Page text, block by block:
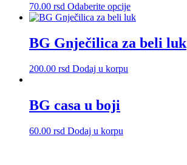
biti
na
stranici
70.00 rsd Odaberite opcijeOvaj
proizvod
više
varijanti.
BG Gnječilica za beli luk
200.00 rsd Dodaj u korpu
BG casa u boji
60.00 rsd Dodaj u korpu